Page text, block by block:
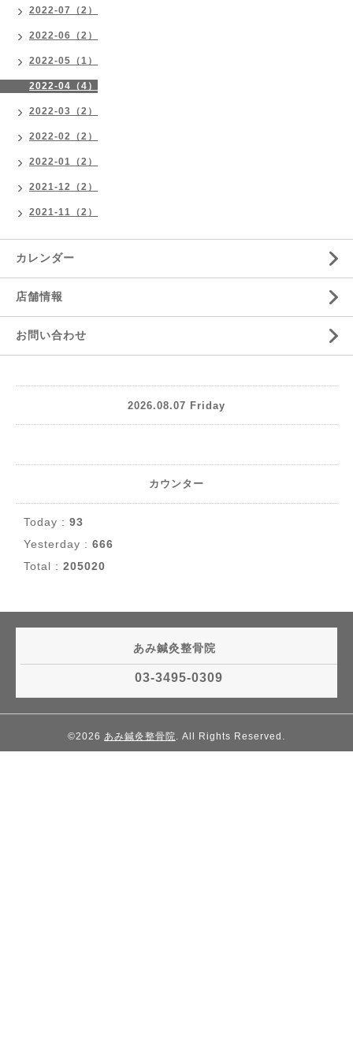
2022-07（2）
2022-06（2）
2022-05（1）
2022-04（4）
2022-03（2）
2022-02（2）
2022-01（2）
2021-12（2）
2021-11（2）
カレンダー
店舗情報
お問い合わせ
2026.08.07 Friday
カウンター
Today : 93
Yesterday : 666
Total : 205020
あみ鍼灸整骨院
03-3495-0309
©2026 あみ鍼灸整骨院. All Rights Reserved.